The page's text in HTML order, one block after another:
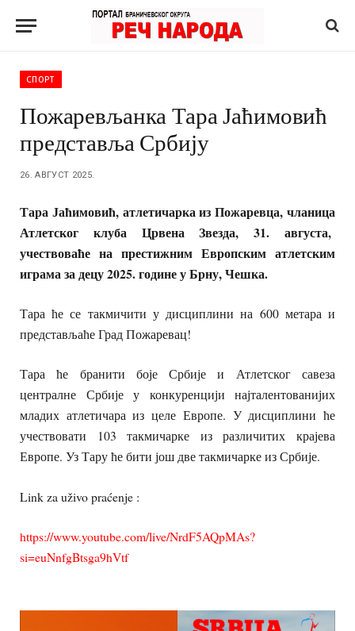
СПОРТ
Пожаревљанка Тара Јаћимовић
представља Србију
26. АВГУСТ 2025.
Тара Јаћимовић, атлетичарка из Пожаревца, чланица
Атлетског клуба Црвена Звезда, 31. августа,
учествоваће на престижним Европским атлетским
играма за децу 2025. године у Брну, Чешка.
Тара ће се такмичити у дисциплини на 600 метара и
представљаће Град Пожаревац!
Тара ће бранити боје Србије и Атлетског савеза
централне Србије у конкуренцији најталентованијих
младих атлетичара из целе Европе. У дисциплини ће
учествовати 103 такмичарке из различитих крајева
Европе. Уз Тару ће бити још две такмичарке из Србије.
Link za uživo praćenje :
https://www.youtube.com/live/NrdF5AQpMAs?
si=euNnfgBtsga9hVtf